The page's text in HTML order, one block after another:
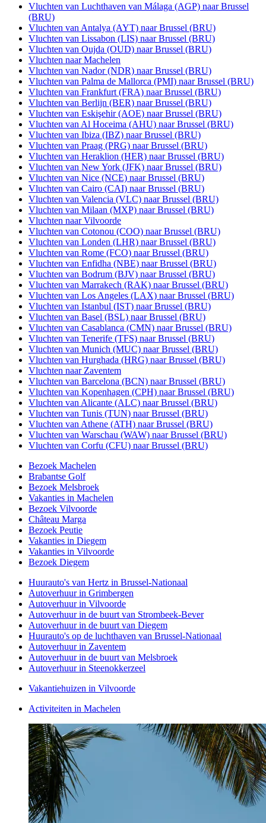
Vluchten van Luchthaven van Málaga (AGP) naar Brussel
(BRU)
Vluchten van Antalya (AYT) naar Brussel (BRU)
Vluchten van Lissabon (LIS) naar Brussel (BRU)
Vluchten van Oujda (OUD) naar Brussel (BRU)
Vluchten naar Machelen
Vluchten van Nador (NDR) naar Brussel (BRU)
Vluchten van Palma de Mallorca (PMI) naar Brussel (BRU)
Vluchten van Frankfurt (FRA) naar Brussel (BRU)
Vluchten van Berlijn (BER) naar Brussel (BRU)
Vluchten van Eskişehir (AOE) naar Brussel (BRU)
Vluchten van Al Hoceima (AHU) naar Brussel (BRU)
Vluchten van Ibiza (IBZ) naar Brussel (BRU)
Vluchten van Praag (PRG) naar Brussel (BRU)
Vluchten van Heraklion (HER) naar Brussel (BRU)
Vluchten van New York (JFK) naar Brussel (BRU)
Vluchten van Nice (NCE) naar Brussel (BRU)
Vluchten van Cairo (CAI) naar Brussel (BRU)
Vluchten van Valencia (VLC) naar Brussel (BRU)
Vluchten van Milaan (MXP) naar Brussel (BRU)
Vluchten naar Vilvoorde
Vluchten van Cotonou (COO) naar Brussel (BRU)
Vluchten van Londen (LHR) naar Brussel (BRU)
Vluchten van Rome (FCO) naar Brussel (BRU)
Vluchten van Enfidha (NBE) naar Brussel (BRU)
Vluchten van Bodrum (BJV) naar Brussel (BRU)
Vluchten van Marrakech (RAK) naar Brussel (BRU)
Vluchten van Los Angeles (LAX) naar Brussel (BRU)
Vluchten van Istanbul (IST) naar Brussel (BRU)
Vluchten van Basel (BSL) naar Brussel (BRU)
Vluchten van Casablanca (CMN) naar Brussel (BRU)
Vluchten van Tenerife (TFS) naar Brussel (BRU)
Vluchten van Munich (MUC) naar Brussel (BRU)
Vluchten van Hurghada (HRG) naar Brussel (BRU)
Vluchten naar Zaventem
Vluchten van Barcelona (BCN) naar Brussel (BRU)
Vluchten van Kopenhagen (CPH) naar Brussel (BRU)
Vluchten van Alicante (ALC) naar Brussel (BRU)
Vluchten van Tunis (TUN) naar Brussel (BRU)
Vluchten van Athene (ATH) naar Brussel (BRU)
Vluchten van Warschau (WAW) naar Brussel (BRU)
Vluchten van Corfu (CFU) naar Brussel (BRU)
Bezoek Machelen
Brabantse Golf
Bezoek Melsbroek
Vakanties in Machelen
Bezoek Vilvoorde
Château Marga
Bezoek Peutie
Vakanties in Diegem
Vakanties in Vilvoorde
Bezoek Diegem
Huurauto's van Hertz in Brussel-Nationaal
Autoverhuur in Grimbergen
Autoverhuur in Vilvoorde
Autoverhuur in de buurt van Strombeek-Bever
Autoverhuur in de buurt van Diegem
Huurauto's op de luchthaven van Brussel-Nationaal
Autoverhuur in Zaventem
Autoverhuur in de buurt van Melsbroek
Autoverhuur in Steenokkerzeel
Vakantiehuizen in Vilvoorde
Activiteiten in Machelen